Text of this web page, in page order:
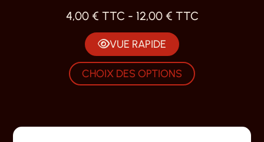
4,00 € TTC - 12,00 € TTC
VUE RAPIDE
CHOIX DES OPTIONS